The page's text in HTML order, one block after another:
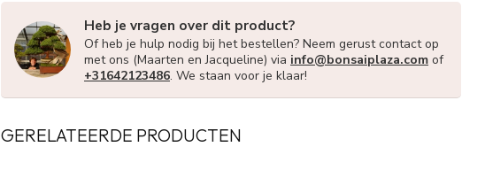
Heb je vragen over dit product?
Of heb je hulp nodig bij het bestellen? Neem gerust contact op
met ons (Maarten en Jacqueline) via info@bonsaiplaza.com of
+31642123486. We staan voor je klaar!
GERELATEERDE PRODUCTEN